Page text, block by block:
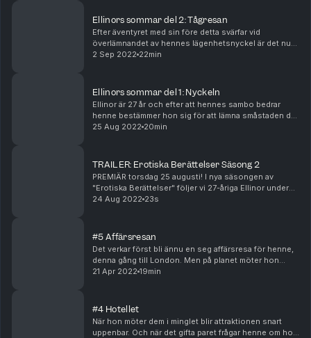
Ellinors sommar del 2: Tågresan
Efter äventyret med sin före detta svärfar vid
överlämnandet av hennes lägenhetsnyckel är det nu
dags för Ellinor att äntligen lämna småstaden för
2 Sep 2022 22min
Ellinors sommar del 1: Nyckeln
Ellinor är 27 år och efter att hennes sambo bedrar
henne bestämmer hon sig för att lämna småstaden där
hon växt upp för att flytta till Stockholm. Efter att ha
25 Aug 2022 20min
TRAILER: Erotiska Berättelser Säsong 2
PREMIÄR torsdag 25 augusti! I nya säsongen av
"Erotiska Berättelser" följer vi 27-åriga Ellinor under
en intensiv och lustfylld sommar. Efter att hennes
24 Aug 2022 23s
#5 Affärsresan
Det verkar först bli ännu en seg affärsresa för henne,
denna gång till London. Men på planet möter hon
honom...betydligt yngre än hennes närmare 50.
21 Apr 2022 19min
#4 Hotellet
När hon möter dem i minglet blir attraktionen snart
uppenbar. Och när det gifta paret frågar henne om hon